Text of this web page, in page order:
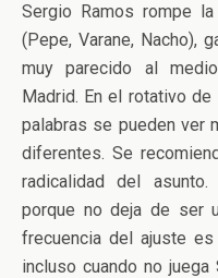
Sergio Ramos rompe
(Pepe, Varane, Nacho),
muy parecido al
Madrid. En el rotativo
palabras se pueden ver
diferentes. Se
radicalidad del
porque no deja de ser
frecuencia del ajuste
incluso cuando no